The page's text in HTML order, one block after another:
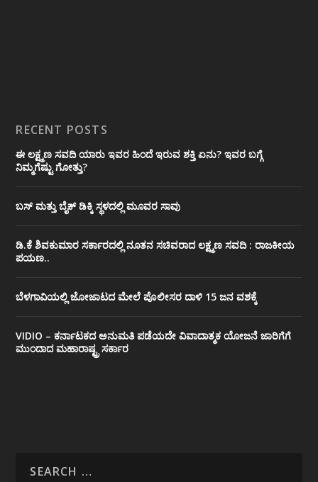
RECENT POSTS
ಈ ಲಕ್ಷ್ಮಣ ಸವದಿ ಯಾರು ಇವರ ಹಿಂದೆ ಇರುವ ಶಕ್ತಿ ಏನು? ಇವರ ಬಗ್ಗೆ
ನಿಮ್ಮಗೆಷ್ಟು ಗೋತ್ತು?
ಬಸ್ ಮತ್ತು ಬೈಕ್ ಡಿಕ್ಕಿ ಸ್ಥಳದಲ್ಲಿ ಮೂವರ ಸಾವು
ಡಿ.ಕೆ ಶಿವಕುಮಾರ ಸರ್ಕಾರದಲ್ಲಿ ನೂತನ ಸಚಿವರಾದ ಲಕ್ಷ್ಮಣ ಸವದಿ : ರಾಜಕೀಯ
ಪಯಣ..
ಬೆಳಗಾವಿಯಲ್ಲಿ ಜೋಜಾಟದ ಮೇಲೆ ಪೊಲೀಸರ ದಾಳಿ 15 ಜನ ವಶಕ್ಕೆ
VIDIO – ಕರ್ನಾಟಕದ ಅನುಮತಿ ಪಡೆಯದೇ ವಿವಾದಾತ್ಮಕ ಯೋಜನೆ ಜಾರಿಗೆಗೆ
ಮುಂದಾದ ಮಹಾರಾಷ್ಟ್ರ ಸರ್ಕಾರ